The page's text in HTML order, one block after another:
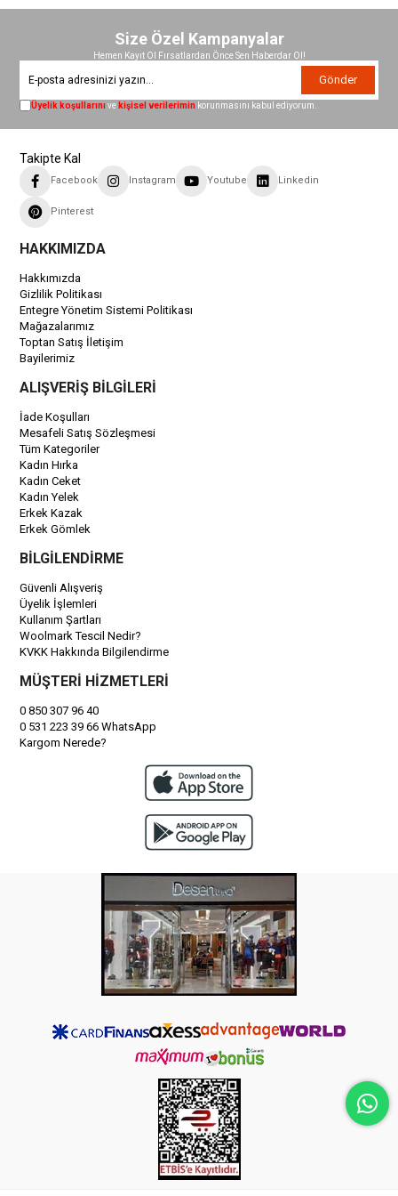
Size Özel Kampanyalar
Hemen Kayıt Ol Fırsatlardan Önce Sen Haberdar Ol!
Gönder
Üyelik koşullarını ve kişisel verilerimin korunmasını kabul ediyorum.
Takipte Kal
Facebook Instagram Youtube Linkedin
Pinterest
HAKKIMIZDA
Hakkımızda
Gizlilik Politikası
Entegre Yönetim Sistemi Politikası
Mağazalarımız
Toptan Satış İletişim
Bayilerimiz
ALIŞVERİŞ BİLGİLERİ
İade Koşulları
Mesafeli Satış Sözleşmesi
Tüm Kategoriler
Kadın Hırka
Kadın Ceket
Kadın Yelek
Erkek Kazak
Erkek Gömlek
BİLGİLENDİRME
Güvenli Alışveriş
Üyelik İşlemleri
Kullanım Şartları
Woolmark Tescil Nedir?
KVKK Hakkında Bilgilendirme
MÜŞTERİ HİZMETLERİ
0 850 307 96 40
0 531 223 39 66 WhatsApp
Kargom Nerede?